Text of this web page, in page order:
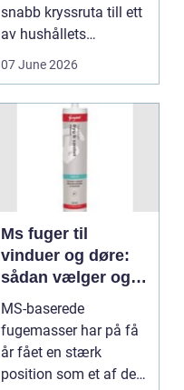
snabb kryssruta till ett
av hushållets
07 June 2026
Ms fuger til
vinduer og døre:
sådan vælger og
bruger du dem
rigtigt
MS-baserede
fugemasser har på få
år fået en stærk
position som et af de